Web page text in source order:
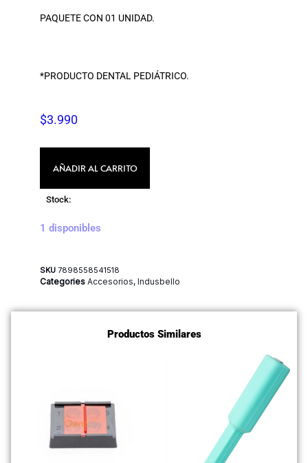
PAQUETE CON 01 UNIDAD.
*PRODUCTO DENTAL PEDIÁTRICO.
$3.990
AÑADIR AL CARRITO
Stock:
1 disponibles
SKU 7898558541518
Categories Accesorios, Indusbello
Productos Similares